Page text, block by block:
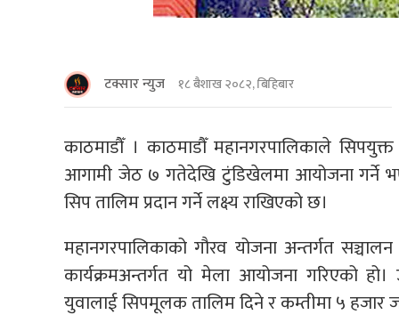
टक्सार न्युज १८ बैशाख २०८२, बिहिबार
काठमाडौँ । काठमाडौँ महानगरपालिकाले
आगामी जेठ ७ गतेदेखि टुंडिखेलमा आयोजना गर्ने
सिप तालिम प्रदान गर्ने लक्ष्य राखिएको छ।
महानगरपालिकाको गौरव योजना अन्तर्गत
कार्यक्रमअन्तर्गत यो मेला आयोजना गरिएको
युवालाई सिपमूलक तालिम दिने र कम्तीमा ५ हजार